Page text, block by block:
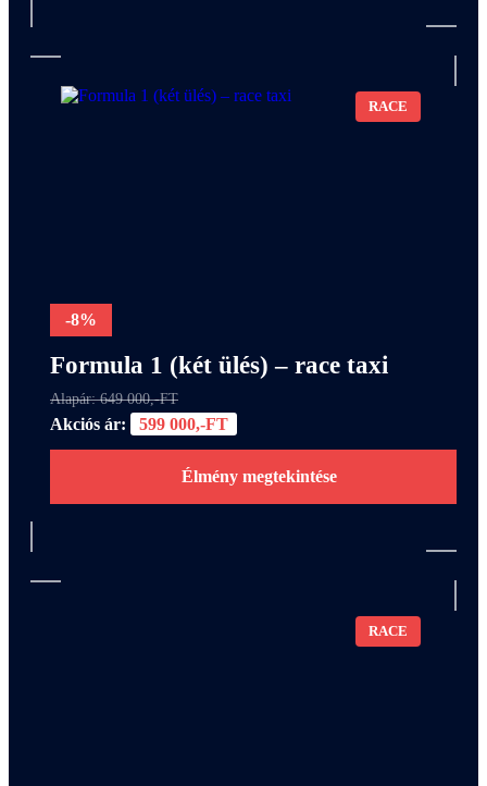
RACE
-8%
Formula 1 (két ülés) – race taxi
Alapár: 649 000,-FT
Akciós ár: 599 000,-FT
Élmény megtekintése
RACE